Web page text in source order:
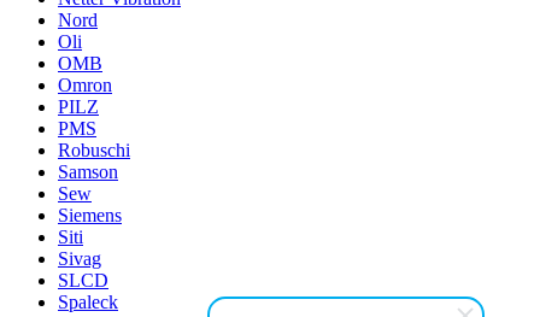
Nord
Oli
OMB
Omron
PILZ
PMS
Robuschi
Samson
Sew
Siemens
Siti
Sivag
SLCD
Spaleck